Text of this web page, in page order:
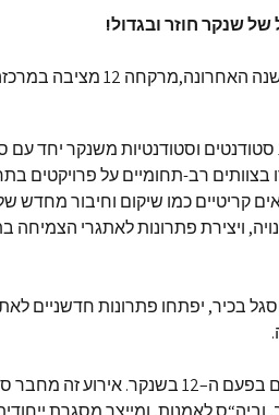
של שנקר חוזר ובגדול!
12 מציבה במרכזה את נושא
במהלך ארבעה ימים מרתקים, כ-1,000 סטודנטים וסטודנטיות
רב-תחומיים על פרויקטים
קריטיים כמו שיקום וחיבור מחדש
ויצירת פתרונות לאתגרי הצמיחה
בכיר, יפתחו פתרונות חדשניים
שבוע מרקחה הינו אירוע שנתי המתקיים בפעם ה–12